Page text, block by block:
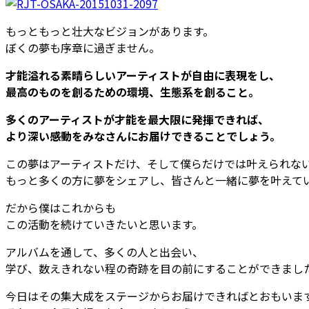
もっともっと壮大なビジョンがあります。
ぼくの夢も序章に過ぎません。
才能溢れる素晴らしいアーティストが自由に表現をし、
最高のものを創るための環境、生態系を創ること。
多くのアーティストが才能を最大限に発揮できれば、
より深い感動をみなさんにお届けできることでしょう。
この夢はアーティストだけ、そして僕らだけでは叶えられな
もっと多くの方に夢をシェアし、皆さんと一緒に夢を叶えて
だから僕はこれからも
この活動を続けていきたいと思います。
アルバムを通して、多くの人と出会い、
学び、数えきれない程の奇跡を目の前にすることができまし
今日はその集大成をステージからお届けできればとおもいま